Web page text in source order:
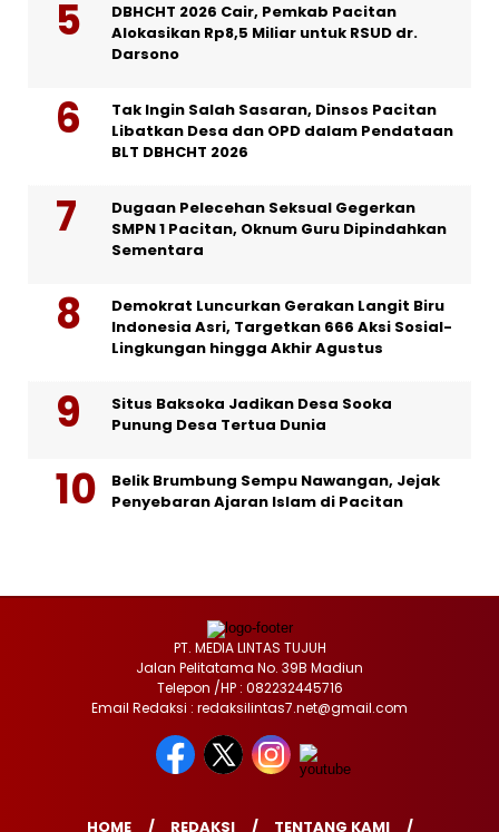
DBHCHT 2026 Cair, Pemkab Pacitan
Alokasikan Rp8,5 Miliar untuk RSUD dr.
Darsono
Tak Ingin Salah Sasaran, Dinsos Pacitan
Libatkan Desa dan OPD dalam Pendataan
BLT DBHCHT 2026
Dugaan Pelecehan Seksual Gegerkan
SMPN 1 Pacitan, Oknum Guru Dipindahkan
Sementara
Demokrat Luncurkan Gerakan Langit Biru
Indonesia Asri, Targetkan 666 Aksi Sosial-
Lingkungan hingga Akhir Agustus
Situs Baksoka Jadikan Desa Sooka
Punung Desa Tertua Dunia
Belik Brumbung Sempu Nawangan, Jejak
Penyebaran Ajaran Islam di Pacitan
PT. MEDIA LINTAS TUJUH
Jalan Pelitatama No. 39B Madiun
Telepon /HP : 082232445716
Email Redaksi : redaksilintas7.net@gmail.com
HOME REDAKSI TENTANG KAMI